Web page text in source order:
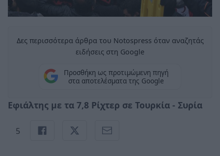
Δες περισσότερα άρθρα του Notospress όταν αναζητάς
ειδήσεις στη Google
Προσθήκη ως προτιμώμενη πηγή
στα αποτελέσματα της Google
Εφιάλτης με τα 7,8 Ρίχτερ σε Τουρκία - Συρία
5